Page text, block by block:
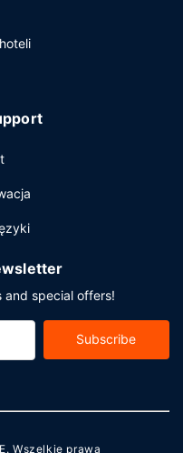
and special offers!
Subscribe
. Wszelkie prawa